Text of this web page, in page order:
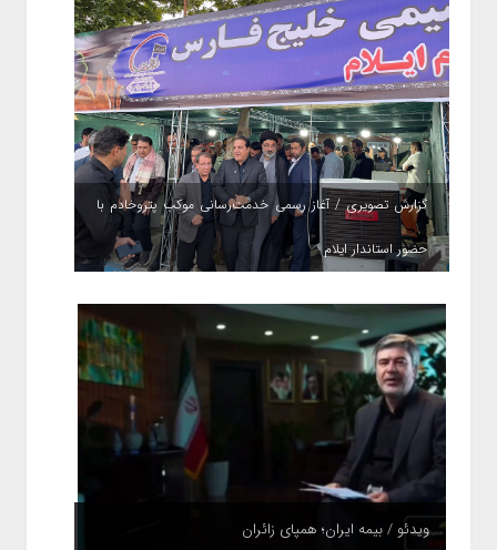
گزارش تصویری / آغاز رسمی خدمت‌رسانی موکب پتروخادم با
حضور استاندار ایلام
ویدئو / بیمه ایران؛ همپای زائران